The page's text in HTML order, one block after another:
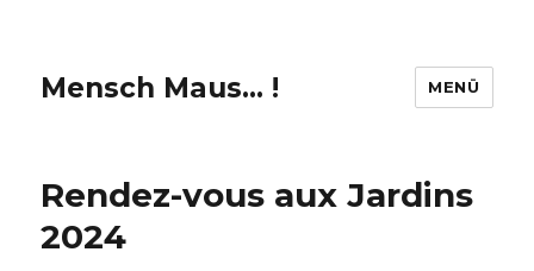
Mensch Maus… ! MENÜ
Rendez-vous aux Jardins
2024